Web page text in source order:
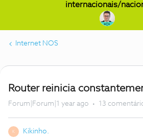
internacionais/
Internet NOS
Router reinicia
Forum|Forum|1 year ago 13
K Kikinho.